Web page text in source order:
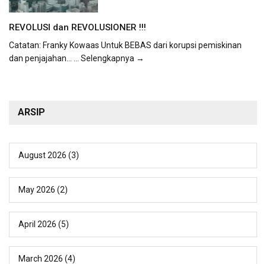
REVOLUSI dan REVOLUSIONER !!!
Catatan: Franky Kowaas Untuk BEBAS dari korupsi pemiskinan
dan penjajahan...
... Selengkapnya →
ARSIP
August 2026 (3)
May 2026 (2)
April 2026 (5)
March 2026 (4)